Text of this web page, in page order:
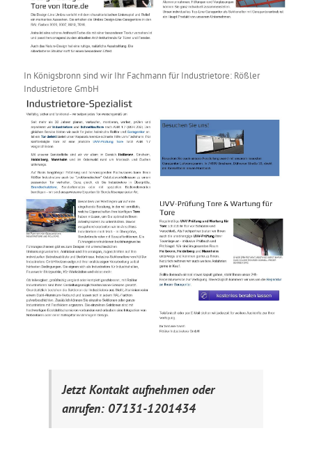
In Königsbronn sind wir Ihr Fachmann für Industrietore: Rößler
Industrietore GmbH
Jetzt Kontakt aufnehmen oder
anrufen: 07131-1201434